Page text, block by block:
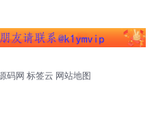
码网 标签云 网站地图